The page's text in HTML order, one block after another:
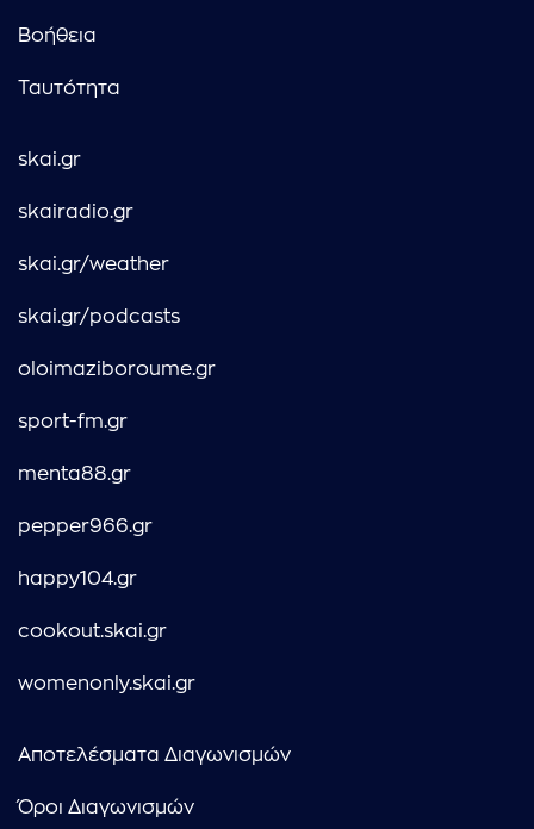
Βοήθεια
Ταυτότητα
skai.gr
skairadio.gr
skai.gr/weather
skai.gr/podcasts
oloimaziboroume.gr
sport-fm.gr
menta88.gr
pepper966.gr
happy104.gr
cookout.skai.gr
womenonly.skai.gr
Αποτελέσματα Διαγωνισμών
Όροι Διαγωνισμών